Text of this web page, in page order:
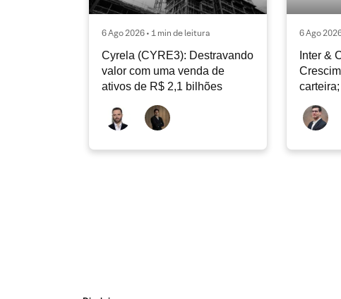
6 Ago 2026 • 1 min de leitura
Cyrela (CYRE3): Destravando
valor com uma venda de
ativos de R$ 2,1 bilhões
6 Ago
Inter &
debate